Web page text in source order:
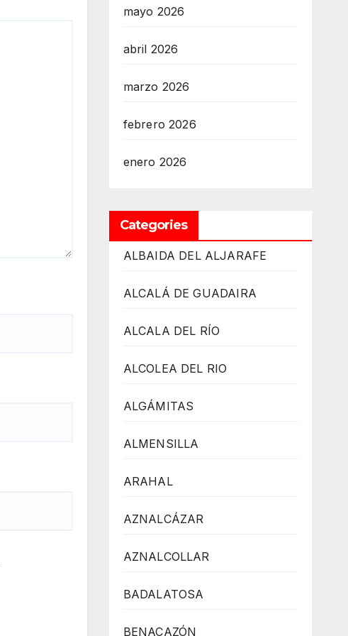
mayo 2026
abril 2026
marzo 2026
febrero 2026
enero 2026
Categories
ALBAIDA DEL ALJARAFE
ALCALÁ DE GUADAIRA
ALCALA DEL RÍO
ALCOLEA DEL RIO
ALGÁMITAS
ALMENSILLA
ARAHAL
AZNALCÁZAR
AZNALCOLLAR
BADALATOSA
BENACAZÓN